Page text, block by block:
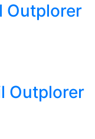
Outplorer
Outplorer